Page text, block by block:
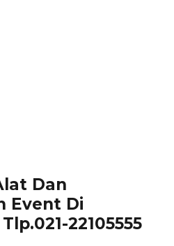
Dan
Event Di
22105555